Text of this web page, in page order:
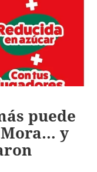
puede
y